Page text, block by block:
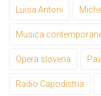
Luisa Antoni
Musica
Opera slovena
Radio Capodistria